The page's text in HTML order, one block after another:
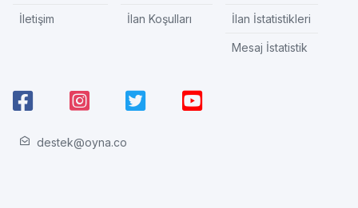
İletişim İlan Koşulları İlan İstatistikleri
Mesaj İstatistik
destek@oyna.co